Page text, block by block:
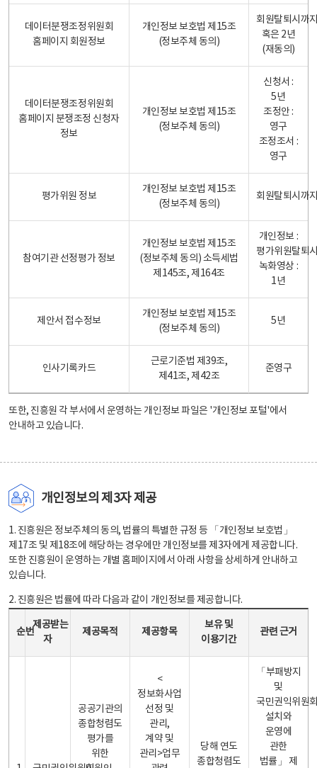
데이터분쟁조정위원회
홈페이지 회원정보
개인정보 보호법 제15조
(정보주체 동의)
회원탈퇴시까
혹은 2년
(재동의)
데이터분쟁조정위원회
홈페이지 분쟁조정 신청자
정보
개인정보 보호법 제15조
(정보주체 동의)
신청서 :
5년
조정안 :
영구
조정조서 :
영구
평가위원 정보
개인정보 보호법 제15조
(정보주체 동의)
회원탈퇴시까
참여기관 선정평가 정보
개인정보 보호법 제15조
(정보주체 동의) 소득세법
제145조, 제164조
개인정보 :
평가위원탈퇴
녹화영상 :
1년
제안서 접수정보
개인정보 보호법 제15조
(정보주체 동의)
5년
인사기록카드
근로기준법 제39조,
제41조, 제42조
준영구
또한, 진흥원 각 부서에서 운영하는 개인정보 파일은 '개인정보 포털'에서
안내하고 있습니다.
개인정보의 제3자 제공
1. 진흥원은 정보주체의 동의, 법률의 특별한 규정 등 「개인정보 보호법」
제17조 및 제18조에 해당하는 경우에만 개인정보를 제3자에게 제공합니다.
또한 진흥원이 운영하는 개별 홈페이지에서 아래 사항을 상세하게 안내하고
있습니다.
2. 진흥원은 법률에 따라 다음과 같이 개인정보를 제공합니다.
순번
제공받는
자
제공목적 제공항목
보유 및
이용기간
관련 근거
공공기관의
종합청렴도
평가를
위한
<
정보화사업
선정 및
관리,
계약 및
관리>업무
당해 연도
종합청렴도
「부패방지
및
국민권익위원
설치와
운영에
관한
법률」 제